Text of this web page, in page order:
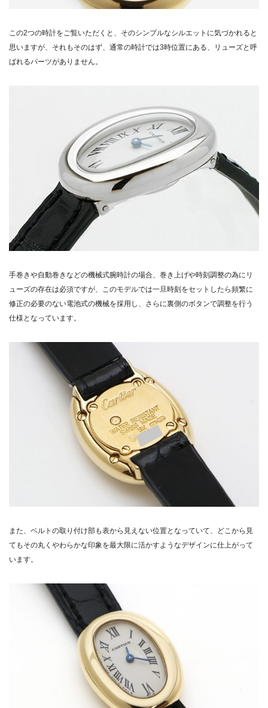
この2つの時計をご覧いただくと、そのシンプルなシルエットに気づかれると
思いますが、それもそのはず、通常の時計では3時位置にある、リューズと呼
ばれるパーツがありません。
手巻きや自動巻きなどの機械式腕時計の場合、巻き上げや時刻調整の為にリ
ューズの存在は必須ですが、このモデルでは一旦時刻をセットしたら頻繁に
修正の必要のない電池式の機械を採用し、さらに裏側のボタンで調整を行う
仕様となっています。
また、ベルトの取り付け部も表から見えない位置となっていて、どこから見
てもその丸くやわらかな印象を最大限に活かすようなデザインに仕上がって
います。